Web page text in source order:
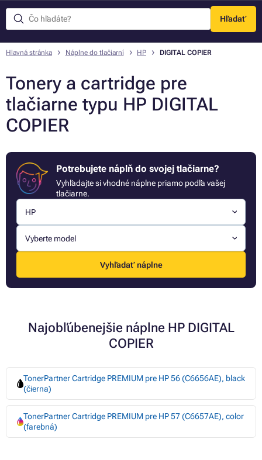
Hľadať
Menu
Hlavná stránka Náplne do tlačiarní HP DIGITAL COPIER
Tonery a cartridge pre
tlačiarne typu HP DIGITAL
COPIER
Potrebujete náplň do svojej tlačiarne?
Vyhľadajte si vhodné náplne priamo podľa vašej
tlačiarne.
HP
Vyberte model
Vyhľadať náplne
Najobľúbenejšie náplne HP DIGITAL
COPIER
TonerPartner Cartridge PREMIUM pre HP 56 (C6656AE), black
(čierna)
TonerPartner Cartridge PREMIUM pre HP 57 (C6657AE), color
(farebná)